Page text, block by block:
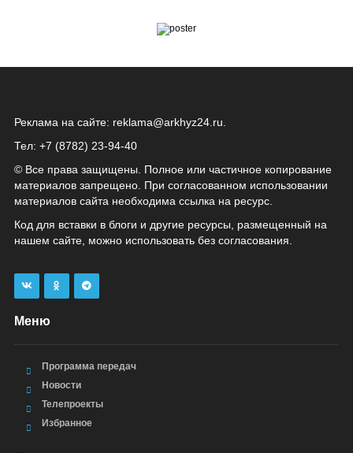
Реклама на сайте: reklama@arkhyz24.ru
Тел: +7 (8782) 23‑94‑40
© Все права защищены. Полное или частичное копирование
материалов запрещено. При согласованном использовании
материалов сайта необходима ссылка на ресурс.
Код для вставки в блоги и другие ресурсы, размещенный на
нашем сайте, можно использовать без согласования.
Меню
Программа передач
Новости
Телепроекты
Избранное